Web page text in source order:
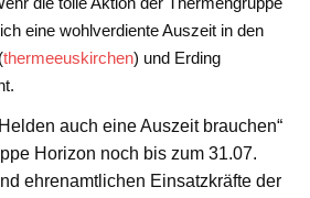
eine wohlverdiente Auszeit in den
thermeeuskirchen) und Erding
auch eine Auszeit brauchen“
Horizon noch bis zum 31.07.
ehrenamtlichen Einsatzkräfte der